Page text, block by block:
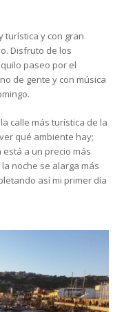
turística y con gran
Disfruto de los
paseo por el
de gente y con música
calle más turística de la
qué ambiente hay;
está a un precio más
noche se alarga más
así mi primer día